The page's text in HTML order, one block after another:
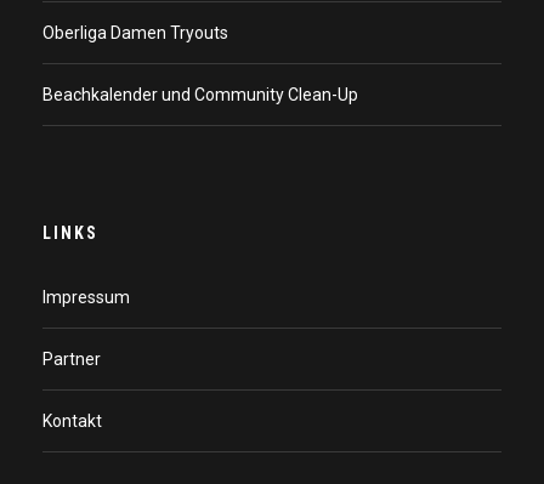
Oberliga Damen Tryouts
Beachkalender und Community Clean-Up
LINKS
Impressum
Partner
Kontakt